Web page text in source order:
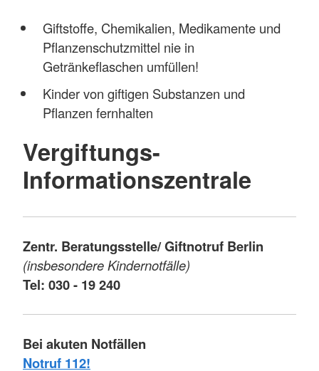
Giftstoffe, Chemikalien, Medikamente und
Pflanzenschutzmittel nie in
Getränkeflaschen umfüllen!
Kinder von giftigen Substanzen und
Pflanzen fernhalten
Vergiftungs-
Informationszentrale
Zentr. Beratungsstelle/ Giftnotruf Berlin
(insbesondere Kindernotfälle)
Tel: 030 - 19 240
Bei akuten Notfällen
Notruf 112!